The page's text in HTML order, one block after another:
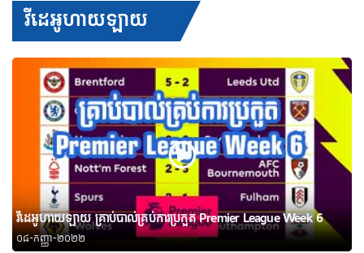
វីដេអូហាយឡាយ
វីដេអូហាយឡាយ គ្រាប់បាល់គ្រប់ការប្រកួត Premier League Week 6
០៨-កញ្ញា-២០២២